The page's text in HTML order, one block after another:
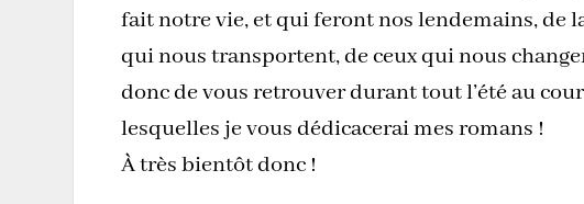
fait notre vie, et qui feront nos lendemains, de
qui nous transportent, de ceux qui nous
donc de vous retrouver durant tout l’été au
lesquelles je vous dédicacerai mes romans !
À très bientôt donc !